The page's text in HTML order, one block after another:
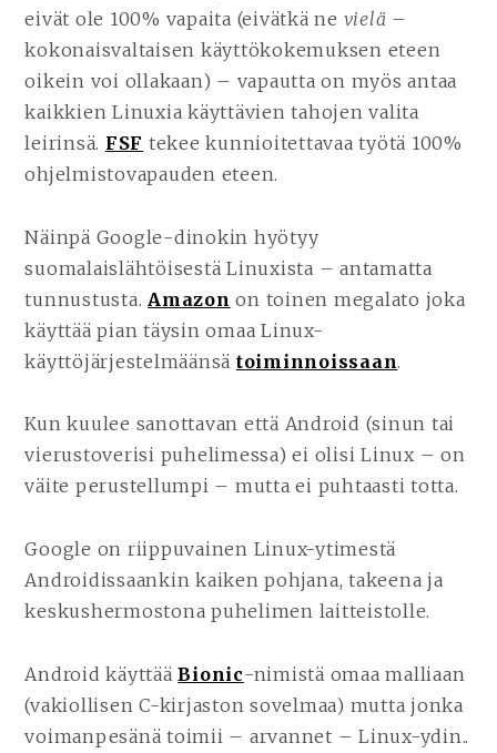
eivät ole 100% vapaita (eivätkä ne vielä –
kokonaisvaltaisen käyttökokemuksen eteen
oikein voi ollakaan) – vapautta on myös antaa
kaikkien Linuxia käyttävien tahojen valita
leirinsä. FSF tekee kunnioitettavaa työtä 100%
ohjelmistovapauden eteen.
Näinpä Google-dinokin hyötyy
suomalaislähtöisestä Linuxista – antamatta
tunnustusta. Amazon on toinen megalato joka
käyttää pian täysin omaa Linux-
käyttöjärjestelmäänsä toiminnoissaan.
Kun kuulee sanottavan että Android (sinun tai
vierustoverisi puhelimessa) ei olisi Linux – on
väite perustellumpi – mutta ei puhtaasti totta.
Google on riippuvainen Linux-ytimestä
Androidissaankin kaiken pohjana, takeena ja
keskushermostona puhelimen laitteistolle.
Android käyttääBionic-nimistä omaa malliaan
(vakiollisen C-kirjaston sovelmaa) mutta jonka
voimanpesänä toimii – arvannet – Linux-ydin..